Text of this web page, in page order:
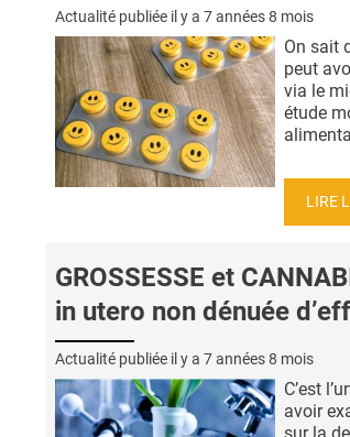
Actualité publiée il y a 7 années 8 mois
On sait
peut
via le
étude
LIRE
GROSSESSE et
in utero non dénuée
Actualité publiée il y a 7 années 8 mois
C’est
avoir